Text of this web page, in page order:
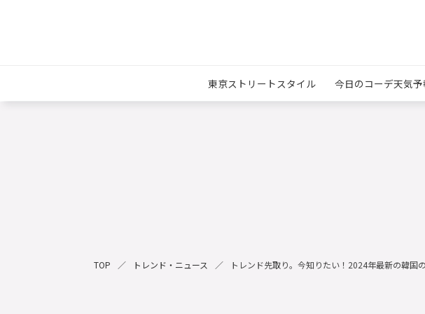
東京ストリートスタイル 今日のコーデ天気予
TOP トレンド・ニュース トレンド先取り。今知りたい！2024年最新の韓国